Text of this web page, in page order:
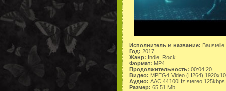
Исполнитель и название:
Год: 2017
Жанр: Indie, Rock
Формат: MP4
Продолжительность: 00:04:20
Видео: MPEG4 Video (H264)
Аудио: AAC 44100Hz stereo 125kbps
Размер: 65.51 Mb